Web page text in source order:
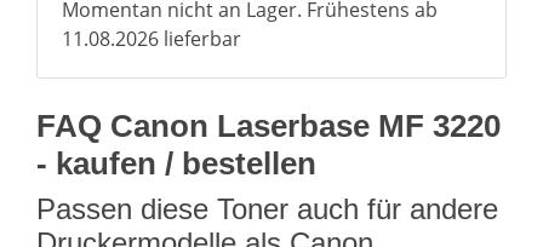
Momentan nicht an Lager. Frühestens ab
11.08.2026 lieferbar
FAQ Canon Laserbase MF 3220
- kaufen / bestellen
Passen diese Toner auch für andere